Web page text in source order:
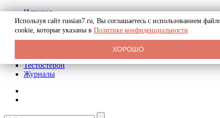
История
Биография
Криминал
Реклама на сайте
Тестостерон
Журналы
Используя сайт russian7.ru, Вы соглашаетесь с использованием
cookie, которые указаны в Политике конфиденциальности
ХОРОШО